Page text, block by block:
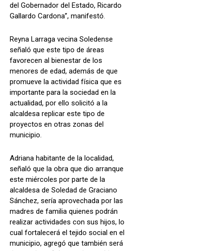
del Gobernador del Estado, Ricardo
Gallardo Cardona”, manifestó.
Reyna Larraga vecina Soledense
señaló que este tipo de áreas
favorecen al bienestar de los
menores de edad, además de que
promueve la actividad física que es
importante para la sociedad en la
actualidad, por ello solicitó a la
alcaldesa replicar este tipo de
proyectos en otras zonas del
municipio.
Adriana habitante de la localidad,
señaló que la obra que dio arranque
este miércoles por parte de la
alcaldesa de Soledad de Graciano
Sánchez, sería aprovechada por las
madres de familia quienes podrán
realizar actividades con sus hijos, lo
cual fortalecerá el tejido social en el
municipio, agregó que también será